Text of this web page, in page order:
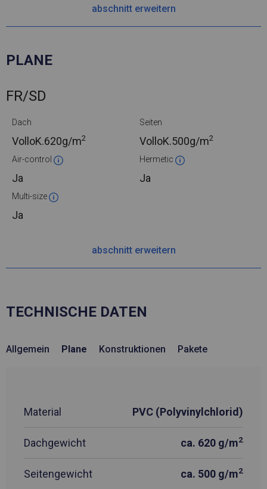
abschnitt erweitern
PLANE
FR/SD
Dach
VolloK.620g/m2
Seiten
VolloK.500g/m2
Air-control
Ja
Hermetic
Ja
Multi-size
Ja
abschnitt erweitern
TECHNISCHE DATEN
Allgemein Plane Konstruktionen Pakete
Material PVC (Polyvinylchlorid)
Dachgewicht ca. 620 g/m2
Seitengewicht ca. 500 g/m2